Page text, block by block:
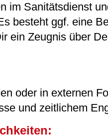
im Sanitätsdienst
besteht ggf. eine
ein Zeugnis über
oder in externen
und zeitlichem